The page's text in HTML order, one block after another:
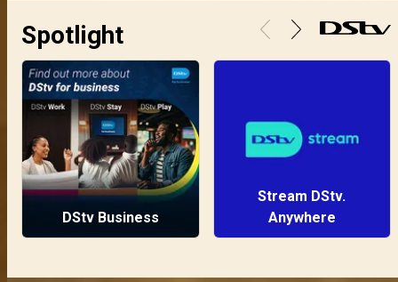
Spotlight
DStv Business
Stream DStv.
Anywhere